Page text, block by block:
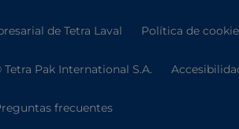
de Tetra Laval Política de
Tetra Pak International S.A.
frecuentes